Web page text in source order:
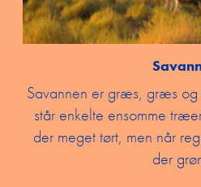
Savannen er græs, græs
står enkelte ensomme
der meget tørt, men når
der